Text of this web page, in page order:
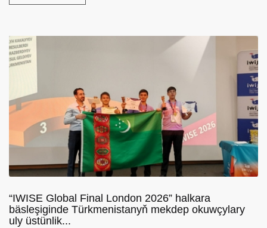
“IWISE Global Final London 2026” halkara
bäsleşiginde Türkmenistanyň mekdep okuwçylary
uly üstünlik...